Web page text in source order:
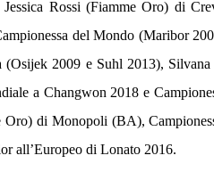
Rossi (Fiamme Oro) di
del Mondo (Maribor
(Osijek 2009 e Suhl 2013),
a Changwon 2018 e
Oro) di Monopoli (BA),
all’Europeo di Lonato 2016.